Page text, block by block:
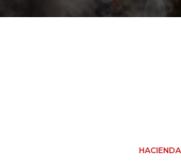
HACIENDA